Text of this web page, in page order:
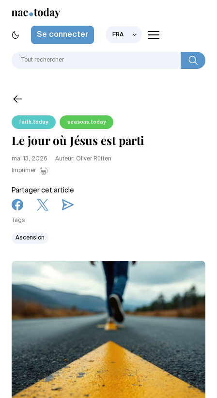
Se connecter FRA
faith.today seasons.today
Le jour où Jésus est parti
mai 13, 2026
Auteur: Oliver Rütten
Imprimer
Partager cet article
Tags
Ascension